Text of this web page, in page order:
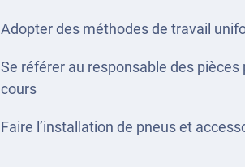
Adopter des méthodes de travail
Se référer au responsable des
cours
Faire l’installation de pneus et